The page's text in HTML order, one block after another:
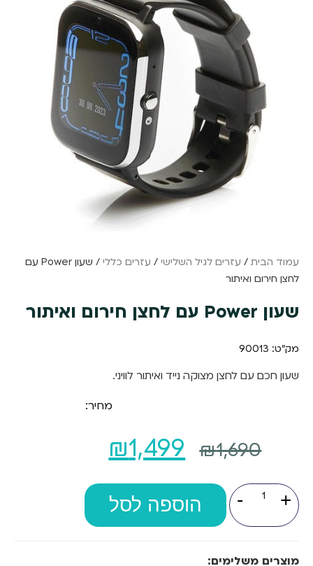
עמוד הבית / עזרים לגיל השלישי / עזרים כללי
/ שעון Power עם
לחצן חירום ואיתור
שעון Power עם לחצן חירום ואיתור
מק"ט: 90013
שעון חכם עם לחצן מצוקה נייד ואיתור לוויני.
מחיר:
₪1,690
המחיר
היה:
₪1,499
הוא:
-
כמות
של
Power
חירום
+ הוספה לסל
מוצרים משלימים: